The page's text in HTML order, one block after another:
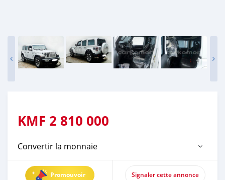
KMF 2 810 000
Convertir la monnaie
Promouvoir Signaler cette annonce